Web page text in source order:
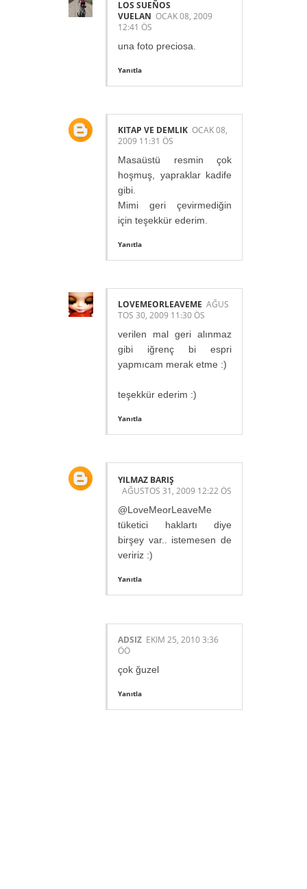
LOS SUEÑOS
VUELAN OCAK 08, 2009
12:41 ÖS
una foto preciosa.
Yanıtla
KITAP VE DEMLIK OCAK 08,
2009 11:31 ÖS
Masaüstü resmin çok
hoşmuş, yapraklar kadife
gibi.
Mimi geri çevirmediğin
için teşekkür ederim.
Yanıtla
LOVEMEORLEAVEME AĞUS
TOS 30, 2009 11:30 ÖS
verilen mal geri alınmaz
gibi iğrenç bi espri
yapmıcam merak etme :)
teşekkür ederim :)
Yanıtla
YILMAZ BARIŞ
AĞUSTOS 31, 2009 12:22 ÖS
@LoveMeorLeaveMe
tüketici haklartı diye
birşey var.. istemesen de
veririz :)
Yanıtla
ADSIZ EKIM 25, 2010 3:36
ÖÖ
çok ğuzel
Yanıtla